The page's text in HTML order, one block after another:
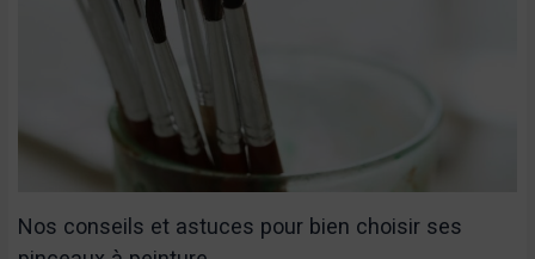
Nos conseils et astuces pour bien choisir ses